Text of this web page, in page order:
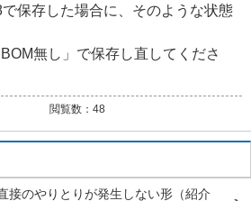
で保存した場合に、そのような状態
無し」で保存し直してくださ
閲覧数： 48
接のやりとりが発生しない形（紹介